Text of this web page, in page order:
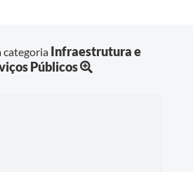
categoria Infraestrutura e
Públicos